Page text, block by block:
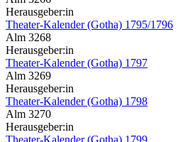
Herausgeber:in
Theater-Kalender (Gotha) 1795/1796
Alm 3268
Herausgeber:in
Theater-Kalender (Gotha) 1797
Alm 3269
Herausgeber:in
Theater-Kalender (Gotha) 1798
Alm 3270
Herausgeber:in
Theater-Kalender (Gotha) 1799